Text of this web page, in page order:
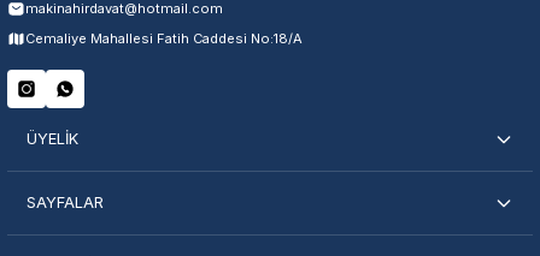
Servisi Nasıl Bulurum?
makinahirdavat@hotmail.com
Cemaliye Mahallesi Fatih Caddesi No:18/A
ÜYELİK
SAYFALAR